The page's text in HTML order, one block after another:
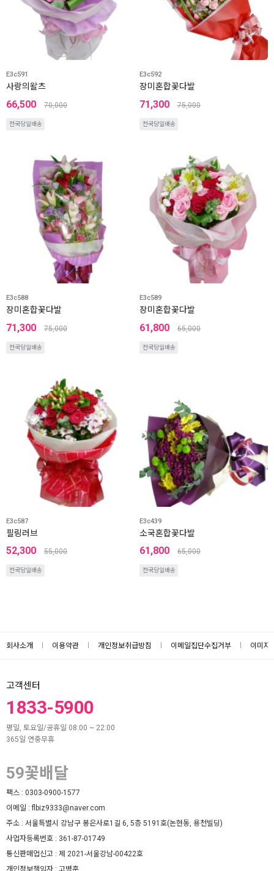
E3c591
사랑의왈츠
66,500 70,000
전국당일배송
E3c592
장미혼합꽃다발
71,300 75,000
전국당일배송
E3c588
장미혼합꽃다발
71,300 75,000
전국당일배송
E3c589
장미혼합꽃다발
61,800 65,000
전국당일배송
E3c587
필링러브
52,300 55,000
전국당일배송
E3c439
소국혼합꽃다발
61,800 65,000
전국당일배송
회사소개 이용약관 개인정보취급방침 이메일집단수집거부 이미지
고객센터
1833-5900
평일, 토요일/공휴일 08:00 ~ 22:00
365일 연중무휴
59꽃배달
팩스 : 0303-0900-1577
이메일 :flbiz9333@naver.com
주소 : 서울특별시 강남구 봉은사로1길 6, 5층 5191호(논현동, 용천빌딩)
사업자등록번호 : 361-87-01749
통신판매업신고 : 제 2021-서울강남-00422호